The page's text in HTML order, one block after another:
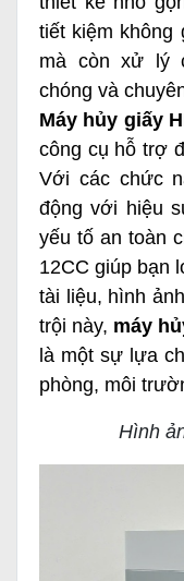
tiết kiệm không
mà còn xử lý
chóng và
Máy hủy giấy
công cụ hỗ trợ
Với các chức
động với hiệu
yếu tố an toàn
12CC giúp bạn
tài liệu, hình
trội này, máy
là một sự lựa
phòng, môi
Hình